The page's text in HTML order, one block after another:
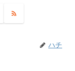
ハチ